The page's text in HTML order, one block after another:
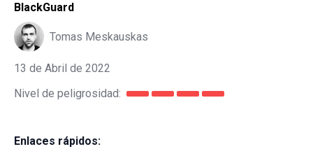
BlackGuard
Tomas Meskauskas
13 de Abril de 2022
Nivel de peligrosidad:
Enlaces rápidos: